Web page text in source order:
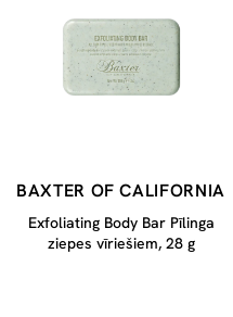
BAXTER OF CALIFORNIA
Exfoliating Body Bar Pīlinga
ziepes vīriešiem, 28 g